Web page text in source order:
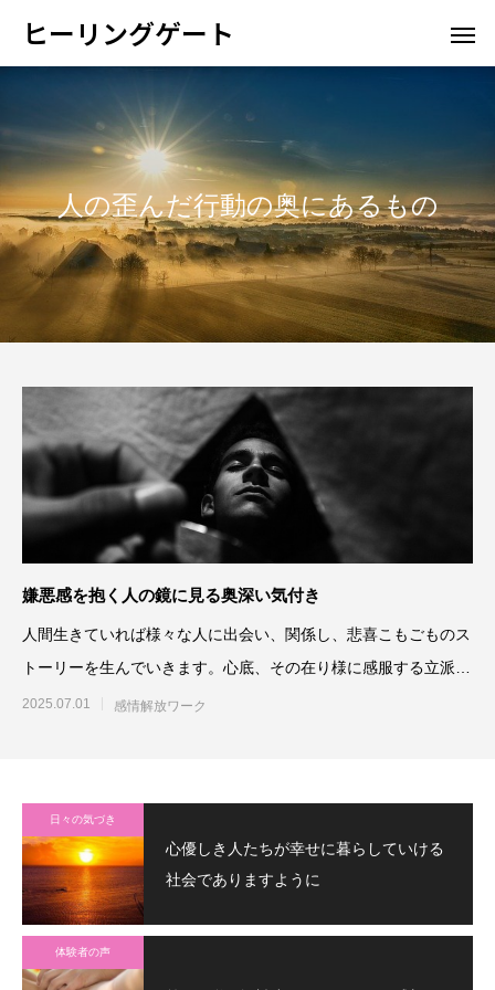
ヒーリングゲート
人の歪んだ行動の奥にあるもの
嫌悪感を抱く人の鏡に見る奥深い気付き
人間生きていれば様々な人に出会い、関係し、悲喜こもごものス
トーリーを生んでいきます。心底、その在り様に感服する立派な
人もいれば、
2025.07.01 感情解放ワーク
日々の気づき
心優しき人たちが幸せに暮らしていける
社会でありますように
体験者の声